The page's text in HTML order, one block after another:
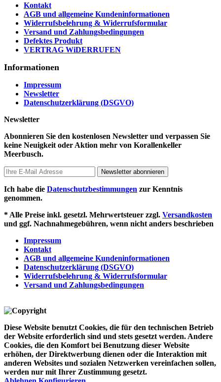
Kontakt
AGB und allgemeine Kundeninformationen
Widerrufsbelehrung & Widerrufsformular
Versand und Zahlungsbedingungen
Defektes Produkt
VERTRAG WiDERRUFEN
Informationen
Impressum
Newsletter
Datenschutzerklärung (DSGVO)
Newsletter
Abonnieren Sie den kostenlosen Newsletter und verpassen Sie
keine Neuigkeit oder Aktion mehr von Korallenkeller
Meerbusch.
Newsletter abonnieren
Ich habe die Datenschutzbestimmungen zur Kenntnis
genommen.
* Alle Preise inkl. gesetzl. Mehrwertsteuer zzgl. Versandkosten
und ggf. Nachnahmegebühren, wenn nicht anders beschrieben
Impressum
Kontakt
AGB und allgemeine Kundeninformationen
Datenschutzerklärung (DSGVO)
Widerrufsbelehrung & Widerrufsformular
Versand und Zahlungsbedingungen
Diese Website benutzt Cookies, die für den technischen Betrieb
der Website erforderlich sind und stets gesetzt werden. Andere
Cookies, die den Komfort bei Benutzung dieser Website
erhöhen, der Direktwerbung dienen oder die Interaktion mit
anderen Websites und sozialen Netzwerken vereinfachen sollen,
werden nur mit Ihrer Zustimmung gesetzt.